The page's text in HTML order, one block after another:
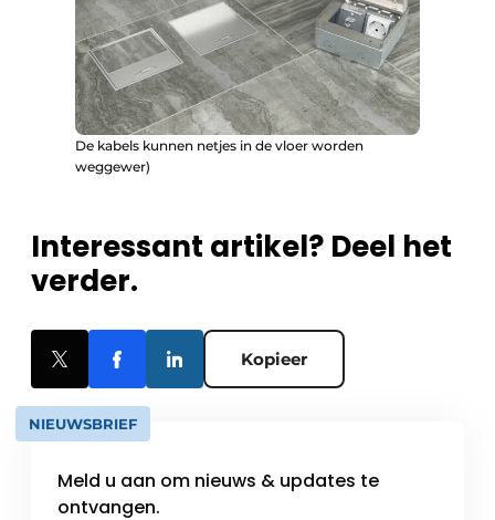
De kabels kunnen netjes in de vloer worden
weggewer)
Interessant artikel? Deel het
verder.
Kopieer
NIEUWSBRIEF
Meld u aan om nieuws & updates te
ontvangen.